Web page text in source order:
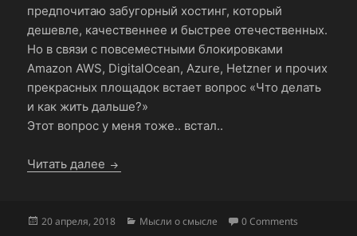
предпочитаю забугорный хостинг, который
дешевле, качественнее и быстрее отечественных.
Но в связи с повсеместными блокировками
Amazon AWS, DigitalOcean, Azure, Hetzner и прочих
прекрасных площадок встает вопрос «Что делать
и как жить дальше?»
Этот вопрос у меня тоже.. встал..
Читать далее РКН, Телеграм и блокировки сайтов
Опубликовано
20 апреля, 2018 Рубрики
Мысли о смысле 0 Comments